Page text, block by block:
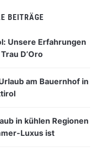
BEITRÄGE
Unsere Erfahrungen
D’Oro
am Bauernhof in
in kühlen Regionen
Luxus ist